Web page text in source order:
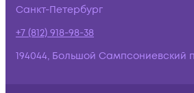
Санкт-Петербург
+7 (812) 918-98-38
194044, Большой Сампсониевский